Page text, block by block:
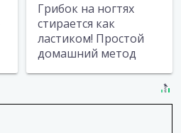
Грибок на ногтях
стирается как
ластиком! Простой
домашний метод